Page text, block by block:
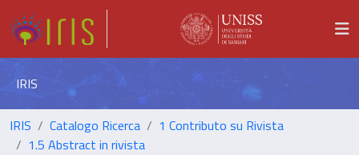
IRIS
IRIS Catalogo Ricerca
1 Contributo su Rivista
1.5 Abstract in rivista